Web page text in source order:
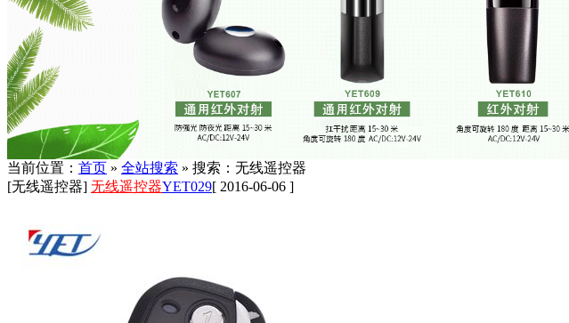
当前位置： 首页 » 全站搜索 » 搜索：无线遥控器
[无线遥控器] 无线遥控器YET029[ 2016-06-06 ]